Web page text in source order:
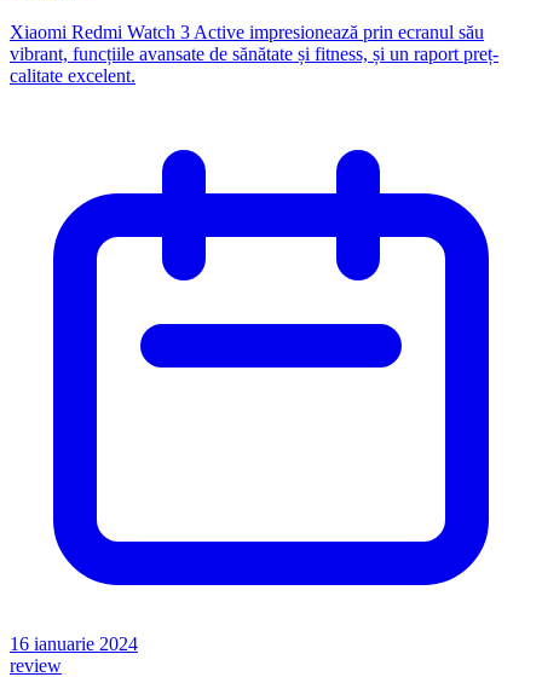
Xiaomi Redmi Watch 3 Active impresionează prin ecranul său
vibrant, funcțiile avansate de sănătate și fitness, și un raport preț-
calitate excelent.
16 ianuarie 2024
review